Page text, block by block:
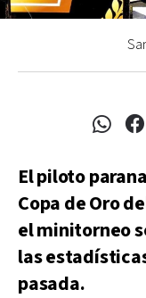
El piloto
Copa de Oro
el minitorneo
las
pasada.